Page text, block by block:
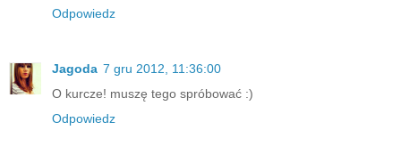
Odpowiedz
Jagoda 7 gru 2012, 11:36:00
O kurcze! muszę tego spróbować :)
Odpowiedz